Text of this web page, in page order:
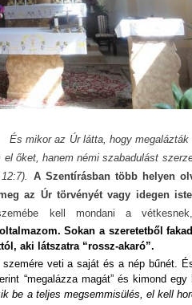
És mikor az Úr látta, hogy
őket, hanem némi szabadulást
A Szentírásban több helyen
az Úr törvényét vagy idegen
kell mondani a
Sokan a szeretetből
aki látszatra “rossz-akaró”.
veti a saját és a nép bűnét.
“megalázza magát” és kimond
be a teljes megsemmisülés, el kell